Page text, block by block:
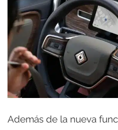
Además de la nueva